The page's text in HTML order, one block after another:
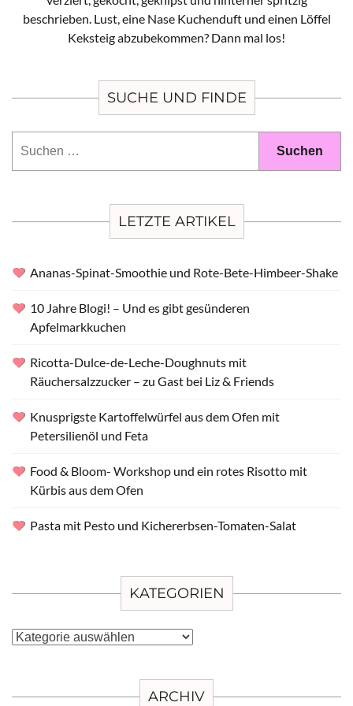
beschrieben. Lust, eine Nase Kuchenduft und einen Löffel
Keksteig abzubekommen? Dann mal los!
SUCHE UND FINDE
LETZTE ARTIKEL
Ananas-Spinat-Smoothie und Rote-Bete-Himbeer-Shake
10 Jahre Blogi! – Und es gibt gesünderen
Apfelmarkkuchen
Ricotta-Dulce-de-Leche-Doughnuts mit
Räuchersalzzucker – zu Gast bei Liz & Friends
Knusprigste Kartoffelwürfel aus dem Ofen mit
Petersilienöl und Feta
Food & Bloom- Workshop und ein rotes Risotto mit
Kürbis aus dem Ofen
Pasta mit Pesto und Kichererbsen-Tomaten-Salat
KATEGORIEN
Kategorien
ARCHIV